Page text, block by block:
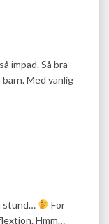
impad. Så bra
Med vänlig
stund…
För
Hmm…